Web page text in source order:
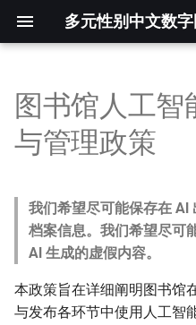
多元性别中文数
入
以伪娘与性转相关漫画存档库
数据分析
限制级，未分类） 数据分析
变身文学与小说存档库三（非
析
Eunuch
Fiction
Transgender
1. 前言与背景
3. 应用范围与实际案例
4. 标注要求与责任分配
4.1 标注要求
图书馆人工智
与管理政策
我们希望尽可能保存在 AI
档案信息。我们希望尽可
AI 生成的虚假内容。
本政策旨在详细阐明图书馆
与发布各环节中使用人工智